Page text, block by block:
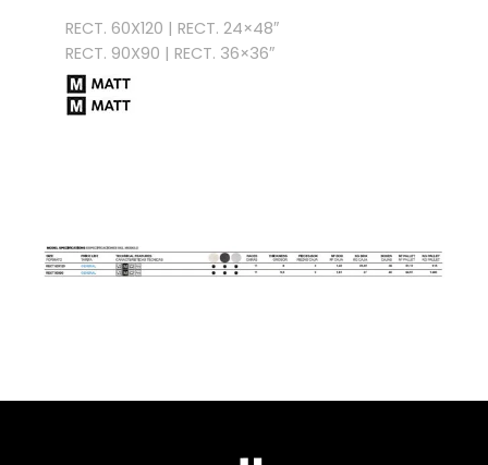
RECT. 60X120 | RECT. 24×48″
RECT. 90X90 | RECT. 36×36″